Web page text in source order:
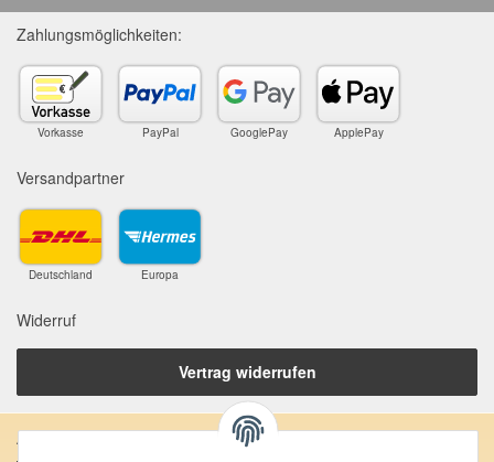
Zahlungsmöglichkeiten:
Vorkasse PayPal GooglePay ApplePay
Versandpartner
Deutschland Europa
Widerruf
Vertrag widerrufen
Anschrift: